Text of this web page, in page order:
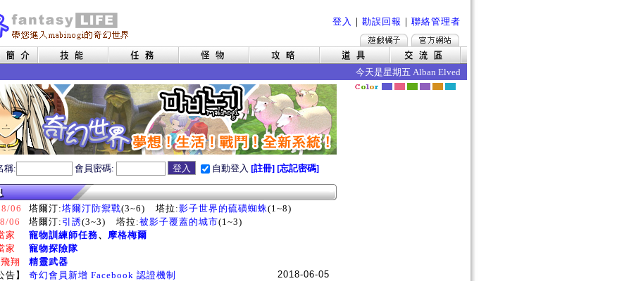
登入 ｜ 勘誤回報 ｜ 聯絡管理者
今天是星期五 Alban Elved 愛爾琳秋收 今日的效果如下 ‧死亡
稱: 會員密碼: 自動登入 [註冊] [忘記密碼]
06 塔爾汀:塔爾汀防禦戰(3~6) 塔拉:影子世界的硫磺蜘蛛(1~8)
06
塔爾汀: 引誘(3~3) 塔拉:被影子覆蓋的城市(1~3)
家
寵物訓練師任務、 摩格梅爾
家
寵物探險隊
翔
精靈武器
告】
奇幻會員新增 Facebook 認證機制
2018-06-05